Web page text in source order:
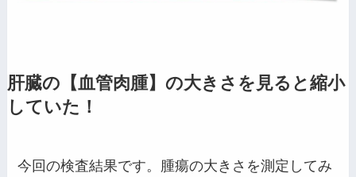
肝臓の【血管肉腫】の大きさを見ると縮小
していた！
今回の検査結果です。腫瘍の大きさを測定してみ